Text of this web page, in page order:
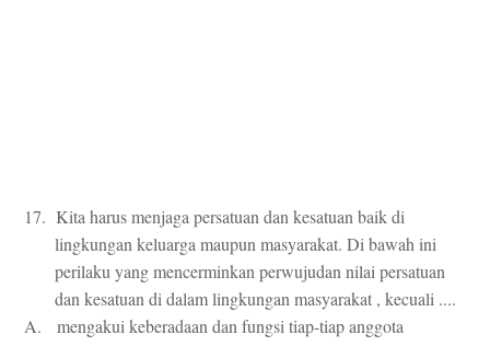
17. Kita harus menjaga persatuan dan kesatuan baik di
lingkungan keluarga maupun masyarakat. Di bawah ini
perilaku yang mencerminkan perwujudan nilai persatuan
dan kesatuan di dalam lingkungan masyarakat , kecuali ....
A. mengakui keberadaan dan fungsi tiap-tiap anggota